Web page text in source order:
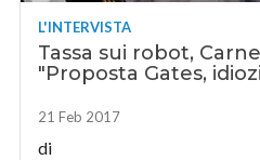
L'INTERVISTA
Tassa sui robot,
"Proposta Gates,
21 Feb 2017
di